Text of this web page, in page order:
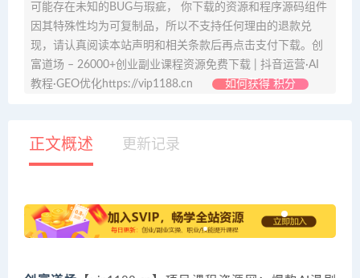
可能存在未知的BUG与瑕疵， 你下载的资源和程序源码组件
因其特殊性均为可复制品，所以不支持任何理由的退款兑
现，请认真阅读本站声明和相关条款后再点击支付下载。创
富道场 – 26000+创业副业课程资源免费下载 | 抖音运营·AI
教程·GEO优化https://vip1188.cn
如何获得 积分
正文概述 更新记录